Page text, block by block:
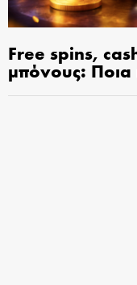
Free spins,
μπόνους: Ποια